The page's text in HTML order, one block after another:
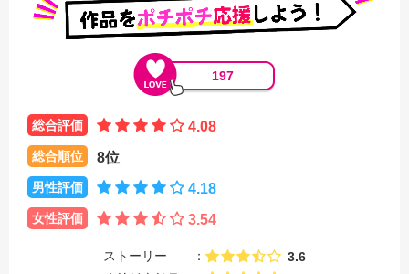
197
総合評価 4.08
総合順位 8位
男性評価 4.18
女性評価 3.54
ストーリー
3.6